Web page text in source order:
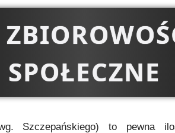
SPOŁECZNE
Szczepańskiego) to pewna